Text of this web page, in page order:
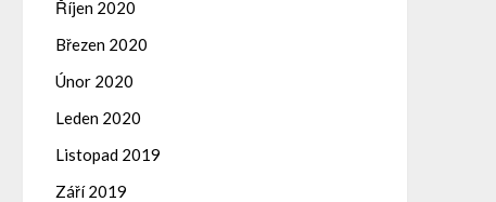
Říjen 2020
Březen 2020
Únor 2020
Leden 2020
Listopad 2019
Září 2019